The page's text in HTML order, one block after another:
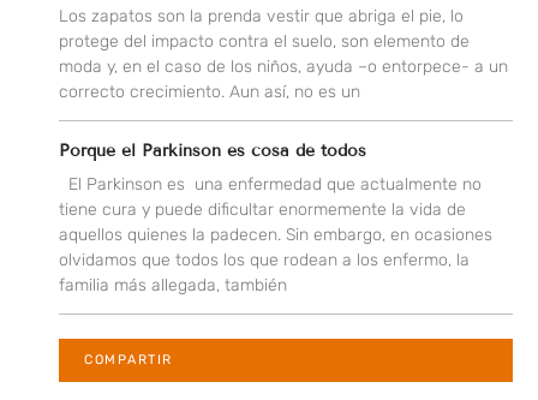
Los zapatos son la prenda vestir que abriga el pie, lo
protege del impacto contra el suelo, son elemento de
moda y, en el caso de los niños, ayuda –o entorpece- a un
correcto crecimiento. Aun así, no es un
Porque el Parkinson es cosa de todos
El Parkinson es una enfermedad que actualmente no
tiene cura y puede dificultar enormemente la vida de
aquellos quienes la padecen. Sin embargo, en ocasiones
olvidamos que todos los que rodean a los enfermo, la
familia más allegada, también
COMPARTIR